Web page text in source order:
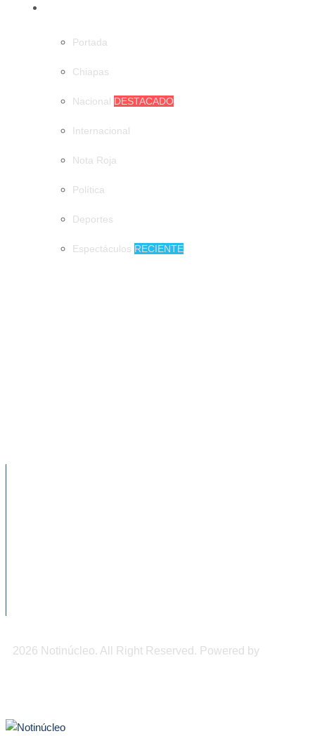
Portada
Chiapas
Nacional DESTACADO
Internacional
Nota Roja
Política
Deportes
Espectáculos RECIENTE
2026 Notinúcleo. All Right Reserved. Powered by